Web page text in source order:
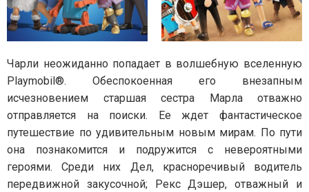
Чарли неожиданно попадает в волшебную вселенную
Playmobil®. Обеспокоенная его внезапным
исчезновением старшая сестра Марла отважно
отправляется на поиски. Ее ждет фантастическое
путешествие по удивительным новым мирам. По пути
она познакомится и подружится с невероятными
героями. Среди них Дел, красноречивый водитель
передвижной закусочной; Рекс Дэшер, отважный и